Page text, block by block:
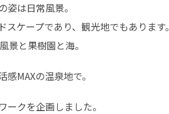
は日常風景。
ケープであり、観光地でもあります。
景と果樹園と海。
感MAXの温泉地で。
クを企画しました。